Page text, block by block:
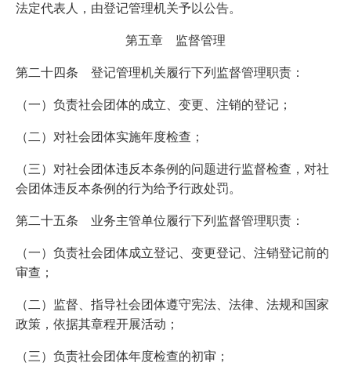
法定代表人，由登记管理机关予以公告。
第五章 监督管理
第二十四条 登记管理机关履行下列监督管理职责：
（一）负责社会团体的成立、变更、注销的登记；
（二）对社会团体实施年度检查；
（三）对社会团体违反本条例的问题进行监督检查，对社
会团体违反本条例的行为给予行政处罚。
第二十五条 业务主管单位履行下列监督管理职责：
（一）负责社会团体成立登记、变更登记、注销登记前的
审查；
（二）监督、指导社会团体遵守宪法、法律、法规和国家
政策，依据其章程开展活动；
（三）负责社会团体年度检查的初审；